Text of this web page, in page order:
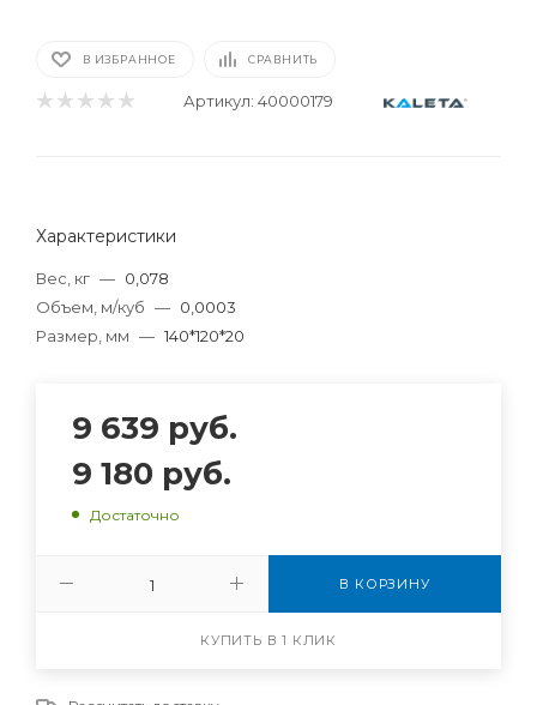
В ИЗБРАННОЕ СРАВНИТЬ
Артикул: 40000179
Характеристики
Вес, кг — 0,078
Объем, м/куб — 0,0003
Размер, мм — 140*120*20
9 639 руб.
9 180 руб.
Достаточно
В КОРЗИНУ
КУПИТЬ В 1 КЛИК